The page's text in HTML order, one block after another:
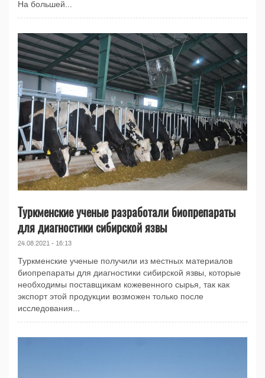
На большей...
Туркменские ученые разработали биопрепараты
для диагностики сибирской язвы
24.08.2021 - 16:13
Туркменские ученые получили из местных материалов
биопрепараты для диагностики сибирской язвы, которые
необходимы поставщикам кожевенного сырья, так как
экспорт этой продукции возможен только после
исследования...